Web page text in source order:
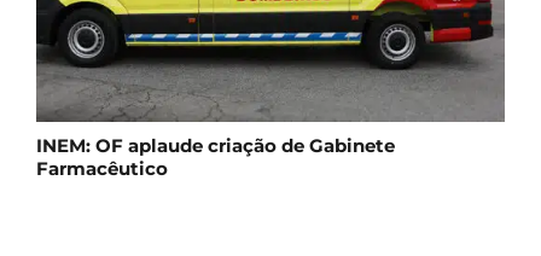
INEM: OF aplaude criação de Gabinete
Farmacêutico